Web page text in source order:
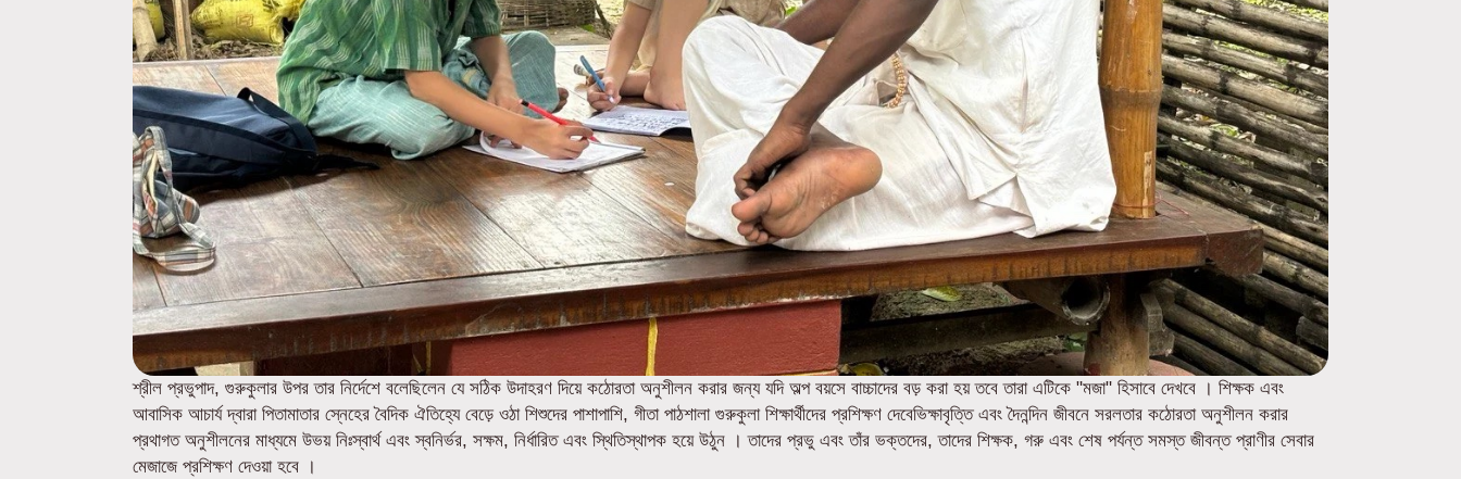
শ্রীল প্রভুপাদ, গুরুকুলার উপর তার নির্দেশে বলেছিলেন যে সঠিক উদাহরণ দিয়ে কঠোরতা অনুশীলন করার জন্য যদি অল্প বয়সে বাচ্চাদের বড় করা হয় তবে তারা এটিকে "মজা" হিসাবে দেখবে । শিক্ষক এবং
আবাসিক আচার্য দ্বারা পিতামাতার স্নেহের বৈদিক ঐতিহ্যে বেড়ে ওঠা শিশুদের পাশাপাশি, গীতা পাঠশালা গুরুকুলা শিক্ষার্থীদের প্রশিক্ষণ দেবেভিক্ষাবৃত্তি এবং দৈনন্দিন জীবনে সরলতার কঠোরতা অনুশীলন করার
প্রথাগত অনুশীলনের মাধ্যমে উভয় নিঃস্বার্থ এবং স্বনির্ভর, সক্ষম, নির্ধারিত এবং স্থিতিস্থাপক হয়ে উঠুন । তাদের প্রভু এবং তাঁর ভক্তদের, তাদের শিক্ষক, গরু এবং শেষ পর্যন্ত সমস্ত জীবন্ত প্রাণীর সেবার
মেজাজে প্রশিক্ষণ দেওয়া হবে ।